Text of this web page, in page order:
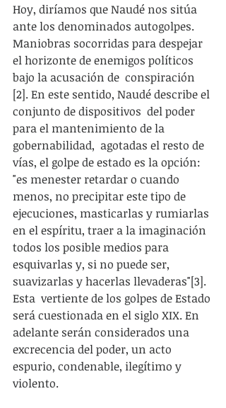
Hoy, diríamos que Naudé nos sitúa
ante los denominados autogolpes.
Maniobras socorridas para despejar
el horizonte de enemigos políticos
bajo la acusación de  conspiración
[2]. En este sentido, Naudé describe el
conjunto de dispositivos  del poder
para el mantenimiento de la
gobernabilidad,  agotadas el resto de
vías, el golpe de estado es la opción:
"es menester retardar o cuando
menos, no precipitar este tipo de
ejecuciones, masticarlas y rumiarlas
en el espíritu, traer a la imaginación
todos los posible medios para
esquivarlas y, si no puede ser,
suavizarlas y hacerlas llevaderas"[3].
Esta  vertiente de los golpes de Estado
será cuestionada en el siglo XIX. En
adelante serán considerados una
excrecencia del poder, un acto
espurio, condenable, ilegítimo y
violento.